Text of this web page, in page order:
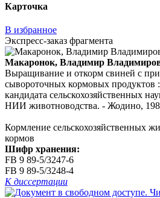
Карточка
В избранное
Экспресс-заказ фрагмента
Макаронок, Владимир
Выращивание и откорм свиней с
сывороточных кормовых продуктов :
кандидата сельскохозяйственных
НИИ животноводства. - Жодино,
Кормление сельскохозяйственных
кормов
Шифр хранения:
FB 9 89-5/3247-6
FB 9 89-5/3248-4
К диссертации